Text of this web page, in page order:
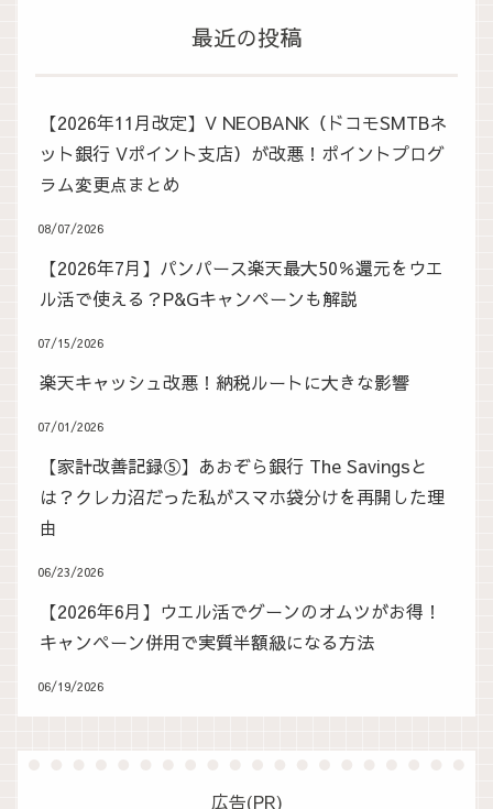
最近の投稿
【2026年11月改定】V NEOBANK（ドコモSMTBネ
ット銀行 Vポイント支店）が改悪！ポイントプログ
ラム変更点まとめ
08/07/2026
【2026年7月】パンパース楽天最大50％還元をウエ
ル活で使える？P&Gキャンペーンも解説
07/15/2026
楽天キャッシュ改悪！納税ルートに大きな影響
07/01/2026
【家計改善記録⑤】あおぞら銀行 The Savingsと
は？クレカ沼だった私がスマホ袋分けを再開した理
由
06/23/2026
【2026年6月】ウエル活でグーンのオムツがお得！
キャンペーン併用で実質半額級になる方法
06/19/2026
広告(PR)